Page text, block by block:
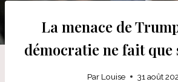
La menace de
démocratie ne fait que
Par Louise 31 août